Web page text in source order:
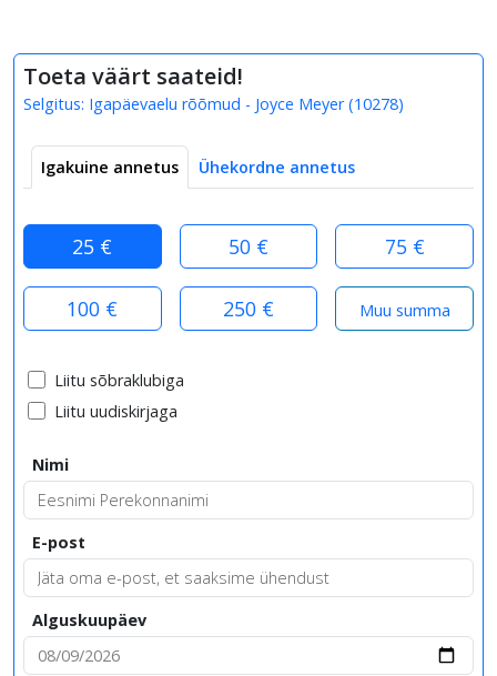
Toeta väärt saateid!
Selgitus: Igapäevaelu rõõmud - Joyce Meyer(10278)
Igakuine annetus Ühekordne annetus
25 € 50 € 75 €
100 € 250 €
Liitu sõbraklubiga
Liitu uudiskirjaga
Nimi
E-post
Alguskuupäev